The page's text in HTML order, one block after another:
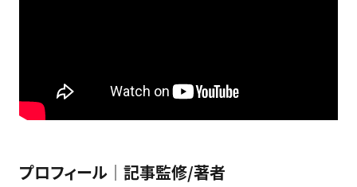
プロフィール｜記事監修/著者